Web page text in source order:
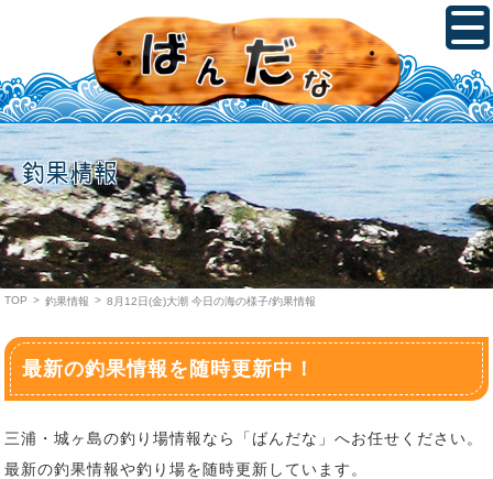
釣果情報
TOP > 釣果情報 > 8月12日(金)大潮 今日の海の様子/釣果情報
最新の釣果情報を随時更新中！
三浦・城ヶ島の釣り場情報なら「ばんだな」へお任せください。
最新の釣果情報や釣り場を随時更新しています。